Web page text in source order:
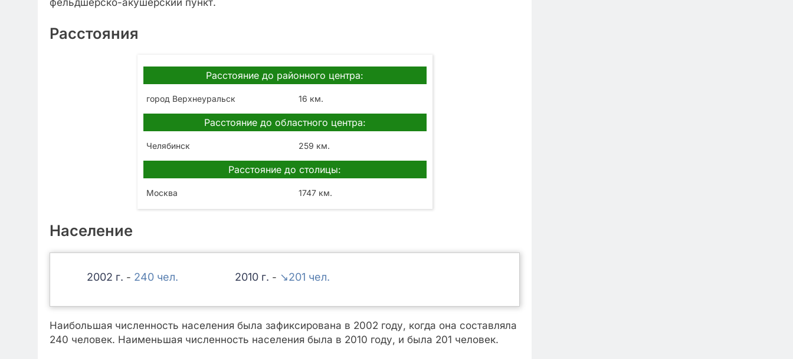
Расстояния
Расстояние до районного центра:
город Верхнеуральск 16 км.
Расстояние до областного центра:
Челябинск 259 км.
Расстояние до столицы:
Москва 1747 км.
Население
2002 - 240 2010 - ↘201
Наибольшая численность населения была зафиксирована в 2002 году, когда она составляла
240 человек. Наименьшая численность населения была в 2010 году, и была 201 человек.